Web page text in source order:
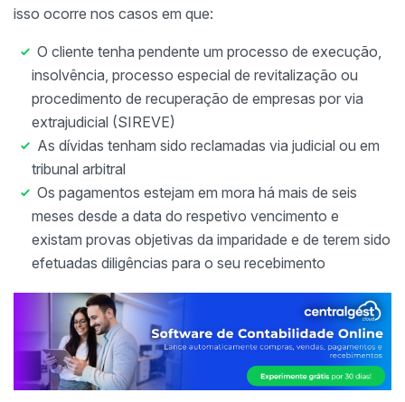
isso ocorre nos casos em que:
O cliente tenha pendente um processo de execução,
insolvência, processo especial de revitalização ou
procedimento de recuperação de empresas por via
extrajudicial (SIREVE)
As dívidas tenham sido reclamadas via judicial ou em
tribunal arbitral
Os pagamentos estejam em mora há mais de seis
meses desde a data do respetivo vencimento e
existam provas objetivas da imparidade e de terem sido
efetuadas diligências para o seu recebimento